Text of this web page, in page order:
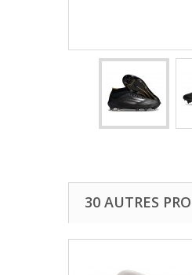
30 AUTRES